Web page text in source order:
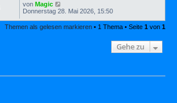
von Magic
Donnerstag 28. Mai 2026, 15:50
Themen als gelesen markieren • 1 Thema • Seite 1 von 1
Gehe zu